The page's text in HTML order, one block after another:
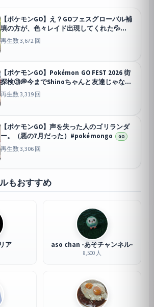
【ポケモンGO】え？GOフェスグローバル補
填の方が、色々レイド出現してくれた💦
#pokémongo
再生数 3,672 回
【ポケモンGO】Pokémon GO FEST 2026 街
探検🧐💭今までShinoちゃんと友達じゃなか
った（友達1日目）💦#pokémongo
再生数 3,319 回
【ポケモンGO】声を失った人のゴリランダ
ー。（悪の7月だった）#pokémongo
GO
再生数 3,306 回
もおすすめ
ア aso chan -あそチャンネル-
8,500 人